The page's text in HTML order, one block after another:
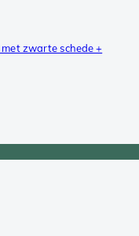
zwarte schede +